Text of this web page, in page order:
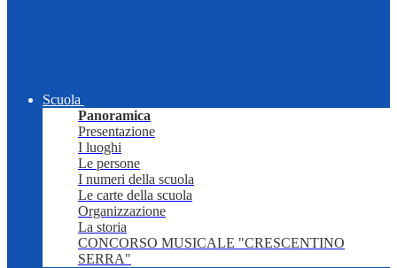
Scuola
Panoramica
Presentazione
I luoghi
Le persone
I numeri della scuola
Le carte della scuola
Organizzazione
La storia
CONCORSO MUSICALE "CRESCENTINO
SERRA"